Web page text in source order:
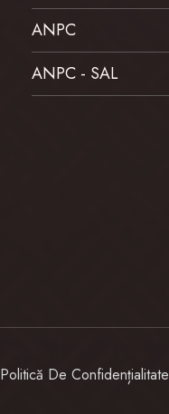
ANPC
ANPC - SAL
Politică De Confidențialitate